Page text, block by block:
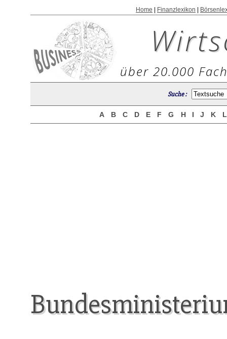
Home Finanzlexikon
über 20.000
Suche :
A B C D E F G H I J K